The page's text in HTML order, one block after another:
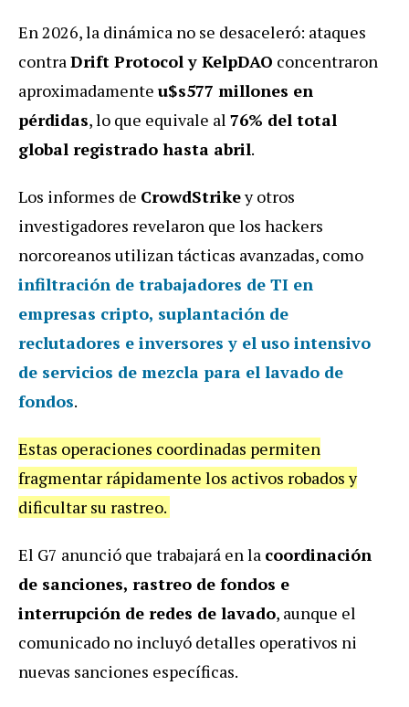
En 2026, la dinámica no se desaceleró: ataques
contraDrift Protocol y KelpDAO concentraron
aproximadamente u$s577 millones en
pérdidas, lo que equivale al 76% del total
global registrado hasta abril.
Los informes de CrowdStrikey otros
investigadores revelaron que los hackers
norcoreanos utilizan tácticas avanzadas, como
infiltración de trabajadores de TI en
empresas cripto, suplantación de
reclutadores e inversores y el uso intensivo
de servicios de mezcla para el lavado de
fondos.
Estas operaciones coordinadas permiten
fragmentar rápidamente los activos robados y
dificultar su rastreo.
El G7 anunció que trabajará en la coordinación
de sanciones, rastreo de fondos e
interrupción de redes de lavado, aunque el
comunicado no incluyó detalles operativos ni
nuevas sanciones específicas.